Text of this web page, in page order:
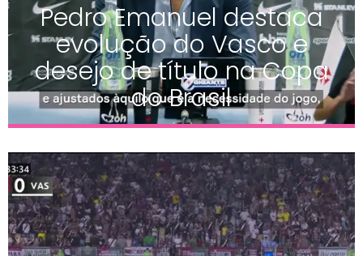
Pedro Emanuel destaca
evolução do Vasco e
desejo de título na Copa
do Brasil